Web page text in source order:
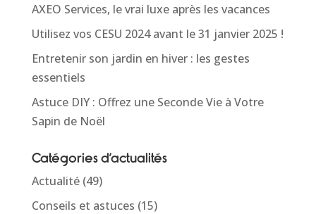
AXEO Services, le vrai luxe après les vacances
Utilisez vos CESU 2024 avant le 31 janvier 2025 !
Entretenir son jardin en hiver : les gestes
essentiels
Astuce DIY : Offrez une Seconde Vie à Votre
Sapin de Noël
Catégories d’actualités
Actualité(49)
Conseils et astuces (15)